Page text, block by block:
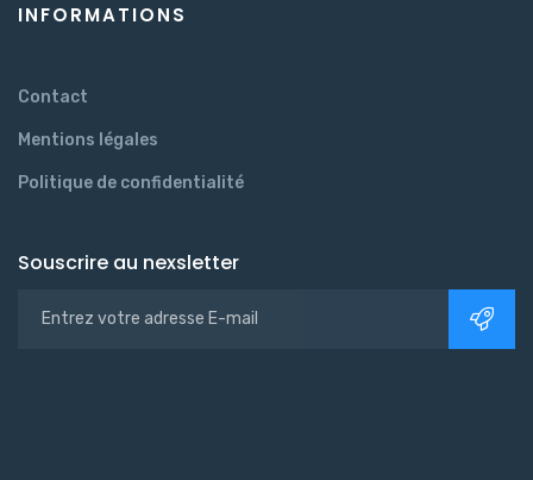
INFORMATIONS
Contact
Mentions légales
Politique de confidentialité
Souscrire au nexsletter